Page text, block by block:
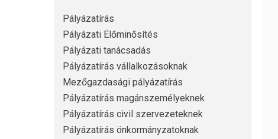
Pályázatírás
Pályázati Előminősítés
Pályázati tanácsadás
Pályázatírás vállalkozásoknak
Mezőgazdasági pályázatírás
Pályázatírás magánszemélyeknek
Pályázatírás civil szervezeteknek
Pályázatírás önkormányzatoknak